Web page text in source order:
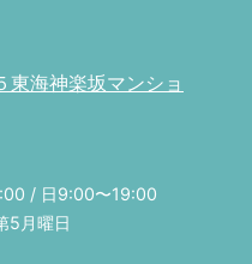
東海神楽坂マンショ
/ 日9:00〜19:00
5月曜日